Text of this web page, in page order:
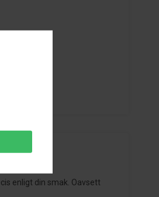
enligt din smak. Oavsett